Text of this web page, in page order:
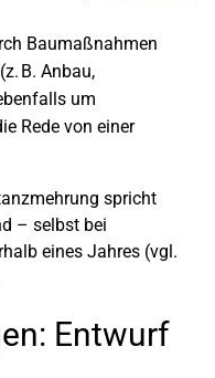
Baumaßnahmen
B. Anbau,
um
Rede von einer
spricht
– selbst bei
eines Jahres (vgl.
Entwurf